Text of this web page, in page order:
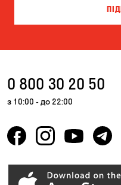
0 800 30 20 50
з 10:00 - до 22:00